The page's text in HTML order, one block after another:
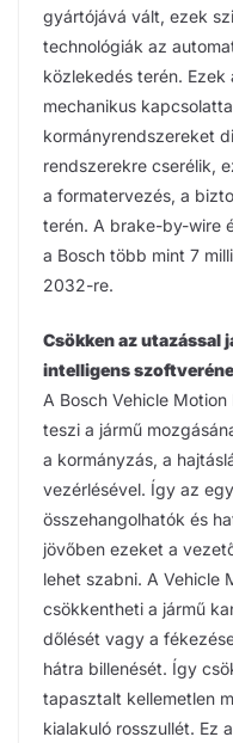
gyártójává vált, ezek
technológiák az
közlekedés terén.
mechanikus
kormányrendszereket
rendszerekre cserélik,
a formatervezés, a
terén. A brake-by-wire
a Bosch több mint 7
2032-re.
Csökken az utazással
intelligens
A Bosch Vehicle
teszi a jármű
a kormányzás, a
vezérlésével. Így az
összehangolhatók és
jövőben ezeket a
lehet szabni. A Vehicle
csökkentheti a jármű
dőlését vagy a
hátra billenését. Így
tapasztalt kellemetlen
kialakuló rosszullét. Ez